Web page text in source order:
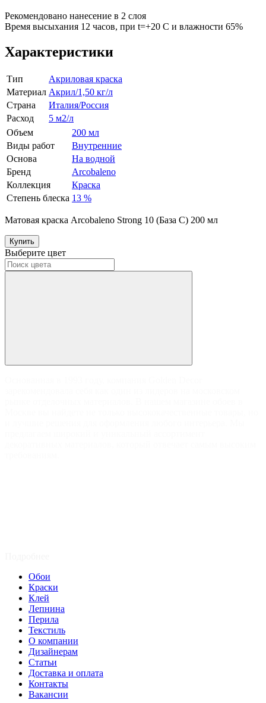
Рекомендовано нанесение в 2 слоя
Время высыхания 12 часов, при t=+20 C и влажности 65%
Характеристики
Тип
Акриловая краска
Материал Акрил/1,50 кг/л
Страна
Италия/Россия
Расход
5 м2/л
Объем
200 мл
Виды работ
Внутренние
Основа
На водной
Бренд
Arcobaleno
Коллекция
Краска
Степень блеска 13 %
Матовая краска Arcobaleno Strong 10 (База C) 200 мл
Купить
Выберите цвет
Обои
Краски
Клей
Лепнина
Перила
Текстиль
О компании
Дизайнерам
Статьи
Доставка и оплата
Контакты
Вакансии